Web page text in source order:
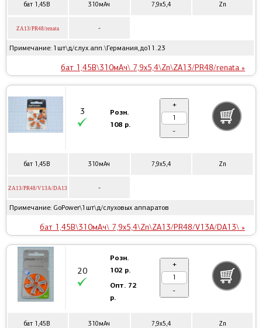
бат 1,45В 310мАч 7,9x5,4 Zn
ZA13/PR48/renata -
Примечание: 1шт\д/слух.апп.\Германия,до11.23
бат 1,45В\310мАч\ 7,9x5,4\Zn\ZA13/PR48/renata »
бат 1,45В 310мАч 7,9x5,4 Zn
ZA13/PR48/V13A/DA13 -
Примечание: GoPower\1шт\д/слуховых аппаратов
бат 1,45В\310мАч\ 7,9x5,4\Zn\ZA13/PR48/V13A/DA13\ »
3
Розн.
108 р.
+
-
бат 1,45В 310мАч 7,9x5,4 Zn
20
Розн.
102 р.
Опт. 72
р.
+
-